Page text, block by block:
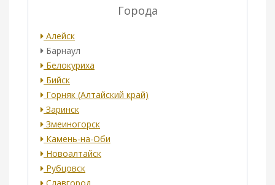
Города
Алейск
Барнаул
Белокуриха
Бийск
Горняк (Алтайский край)
Заринск
Змеиногорск
Камень-на-Оби
Новоалтайск
Рубцовск